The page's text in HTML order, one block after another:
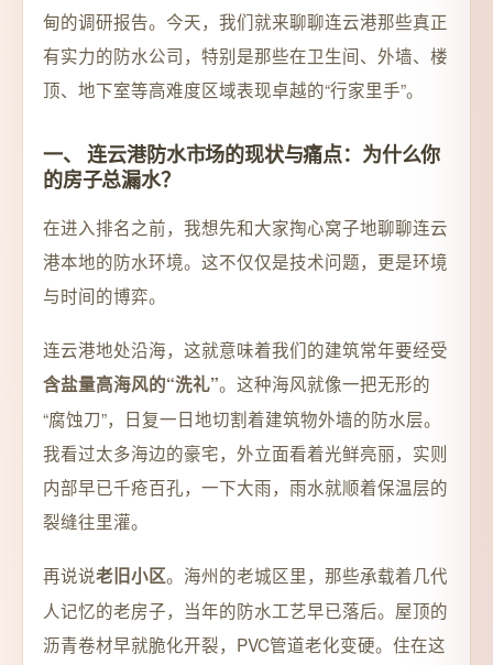
甸的调研报告。今天，我们就来聊聊连云港那些真正
有实力的防水公司，特别是那些在卫生间、外墙、楼
顶、地下室等高难度区域表现卓越的“行家里手”。
一、 连云港防水市场的现状与痛点：为什么你
的房子总漏水？
在进入排名之前，我想先和大家掏心窝子地聊聊连云
港本地的防水环境。这不仅仅是技术问题，更是环境
与时间的博弈。
连云港地处沿海，这就意味着我们的建筑常年要经受
含盐量高海风的“洗礼”。这种海风就像一把无形的
“腐蚀刀”，日复一日地切割着建筑物外墙的防水层。
我看过太多海边的豪宅，外立面看着光鲜亮丽，实则
内部早已千疮百孔，一下大雨，雨水就顺着保温层的
裂缝往里灌。
再说说老旧小区。海州的老城区里，那些承载着几代
人记忆的老房子，当年的防水工艺早已落后。屋顶的
沥青卷材早就脆化开裂，PVC管道老化变硬。住在这